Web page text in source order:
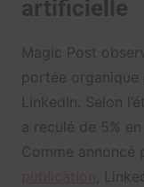
artificielle
Magic Post
portée organique
LinkedIn. Selon
a reculé de 5%
Comme annoncé
,